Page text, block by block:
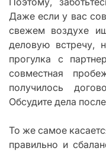
Даже если у вас
свежем воздухе
деловую встречу,
прогулка с
совместная
получилось
Обсудите дела
То же самое
правильно и